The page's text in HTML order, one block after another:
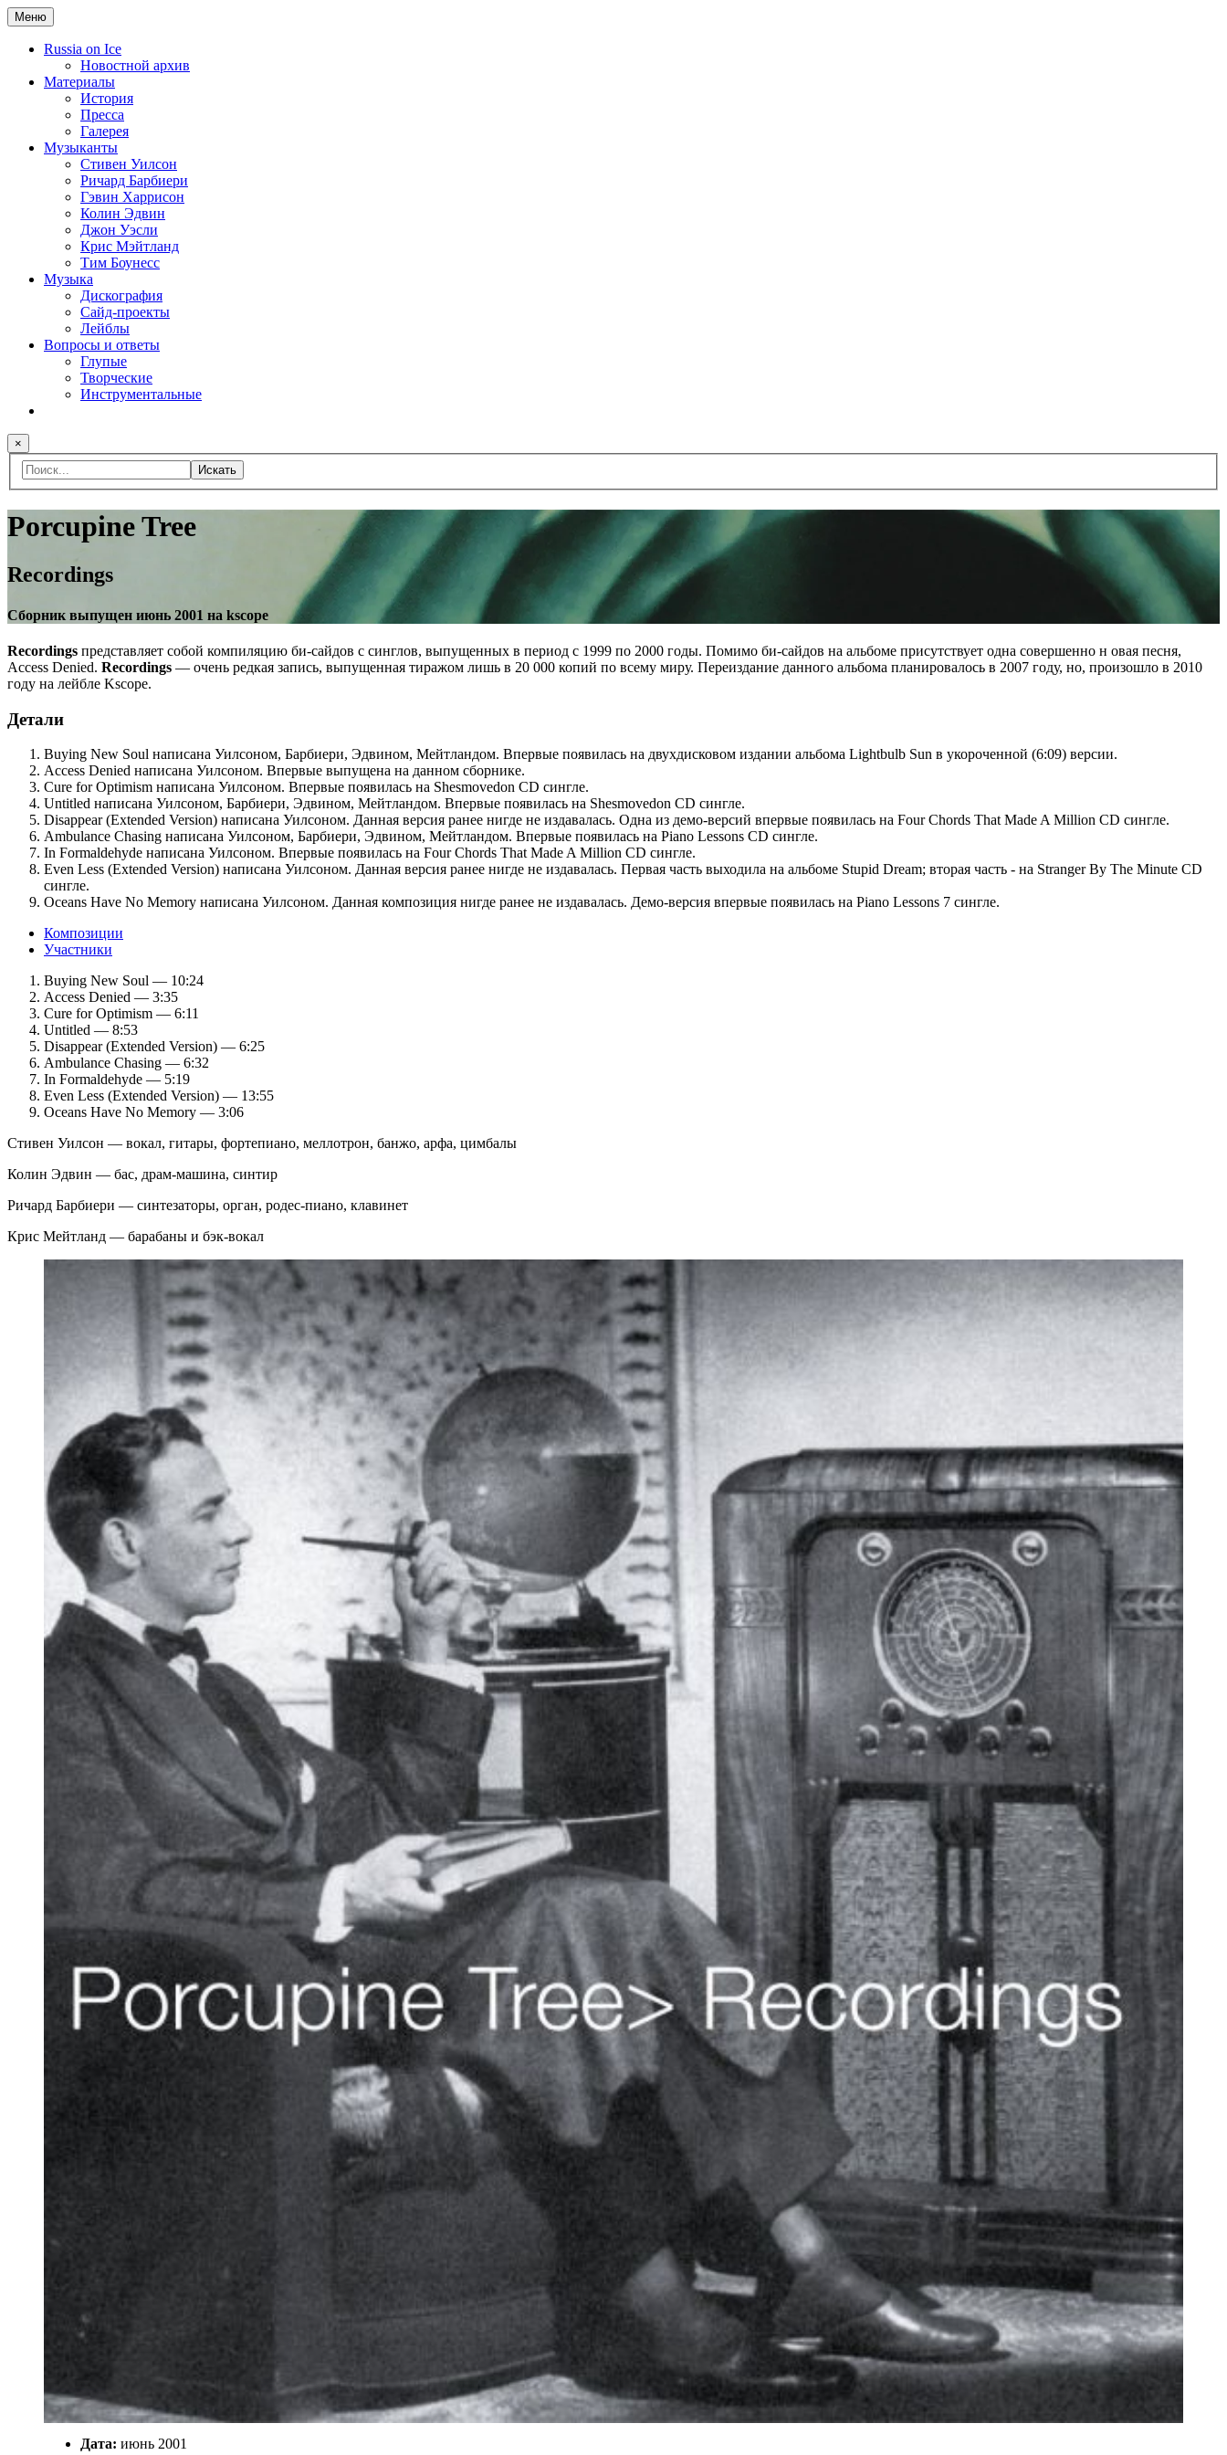
Меню
Russia on Ice
Новостной архив
Материалы
История
Пресса
Галерея
Музыканты
Стивен Уилсон
Ричард Барбиери
Гэвин Харрисон
Колин Эдвин
Джон Уэсли
Крис Мэйтланд
Тим Боунесс
Музыка
Дискография
Сайд-проекты
Лейблы
Вопросы и ответы
Глупые
Творческие
Инструментальные
×
Искать
Porcupine Tree
Recordings
Cборник выпущен июнь 2001 на kscope
Recordings представляет собой компиляцию би-сайдов с синглов, выпущенных в период с 1999 по 2000 годы. Помимо би-сайдов на альбоме присутствует одна совершенно н овая песня,
Access Denied. Recordings — очень редкая запись, выпущенная тиражом лишь в 20 000 копий по всему миру. Переиздание данного альбома планировалось в 2007 году, но, произошло в 2010
году на лейбле Kscope.
Детали
Buying New Soul написана Уилсоном, Барбиери, Эдвином, Мейтландом. Впервые появилась на двухдисковом издании альбома Lightbulb Sun в укороченной (6:09) версии.
Access Denied написана Уилсоном. Впервые выпущена на данном сборнике.
Cure for Optimism написана Уилсоном. Впервые появилась на Shesmovedon CD сингле.
Untitled написана Уилсоном, Барбиери, Эдвином, Мейтландом. Впервые появилась на Shesmovedon CD сингле.
Disappear (Extended Version) написана Уилсоном. Данная версия ранее нигде не издавалась. Одна из демо-версий впервые появилась на Four Chords That Made A Million CD сингле.
Ambulance Chasing написана Уилсоном, Барбиери, Эдвином, Мейтландом. Впервые появилась на Piano Lessons CD сингле.
In Formaldehyde написана Уилсоном. Впервые появилась на Four Chords That Made A Million CD сингле.
Even Less (Extended Version) написана Уилсоном. Данная версия ранее нигде не издавалась. Первая часть выходила на альбоме Stupid Dream; вторая часть - на Stranger By The Minute CD
сингле.
Oceans Have No Memory написана Уилсоном. Данная композиция нигде ранее не издавалась. Демо-версия впервые появилась на Piano Lessons 7 сингле.
Композиции
Участники
Buying New Soul — 10:24
Access Denied — 3:35
Cure for Optimism — 6:11
Untitled — 8:53
Disappear (Extended Version) — 6:25
Ambulance Chasing — 6:32
In Formaldehyde — 5:19
Even Less (Extended Version) — 13:55
Oceans Have No Memory — 3:06
Стивен Уилсон — вокал, гитары, фортепиано, меллотрон, банжо, арфа, цимбалы
Колин Эдвин — бас, драм-машина, синтир
Ричард Барбиери — синтезаторы, орган, родес-пиано, клавинет
Крис Мейтланд — барабаны и бэк-вокал
Дата: июнь 2001